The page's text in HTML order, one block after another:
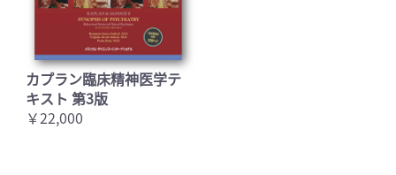
カプラン臨床精神医学テ
キスト 第3版
￥22,000